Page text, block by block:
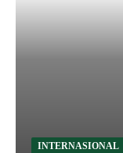
INTERNASIONAL